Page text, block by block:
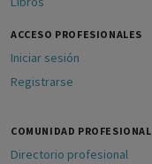
ACCESO PROFESIONALES
Iniciar sesión
Registrarse
COMUNIDAD PROFESIONAL
Directorio profesional